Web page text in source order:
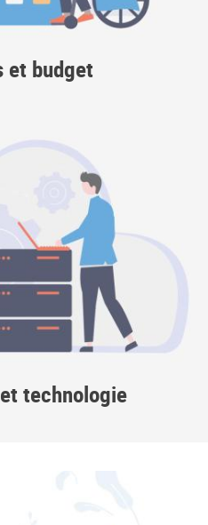
et budget
technologie